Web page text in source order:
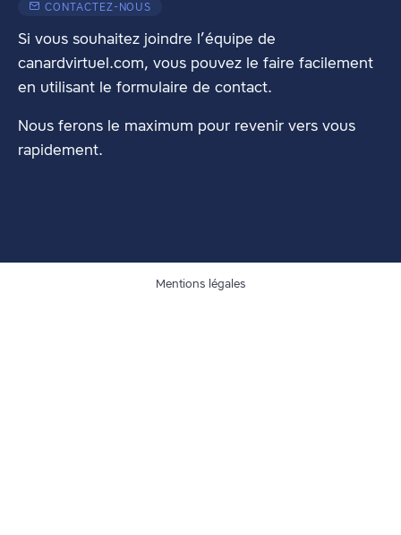
CONTACTEZ-NOUS
Si vous souhaitez joindre l’équipe de
canardvirtuel.com, vous pouvez le faire facilement
en utilisant le formulaire de contact.
Nous ferons le maximum pour revenir vers vous
rapidement.
Mentions légales